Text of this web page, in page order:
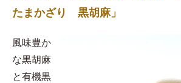
たまかざり 黒胡麻」
風味豊か
な黒胡麻
と有機黒